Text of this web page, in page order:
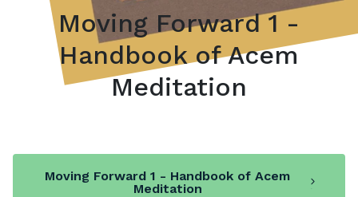
Moving Forward 1 -
Handbook of Acem
Meditation
Moving Forward 1 - Handbook of Acem
Meditation